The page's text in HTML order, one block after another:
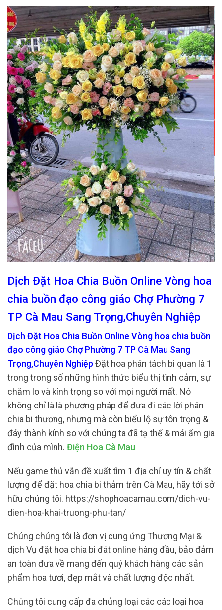
Dịch Đặt Hoa Chia Buồn Online Vòng hoa
chia buồn đạo công giáo Chợ Phường 7
TP Cà Mau Sang Trọng,Chuyên Nghiệp
Dịch Đặt Hoa Chia Buồn Online Vòng hoa chia buồn
đạo công giáo Chợ Phường 7 TP Cà Mau Sang
Trọng,Chuyên Nghiệp Đặt hoa phân tách bi quan là 1
trong trong số những hình thức biểu thị tình cảm, sự
chăm lo và kính trọng so với mọi người mất. Nó
không chỉ là là phương pháp để đưa đi các lời phân
chia bi thương, nhưng mà còn biểu lộ sự tôn trọng &
đáy thành kính so với chúng ta đã tạ thế & mái ấm gia
đình của mình. Điện Hoa Cà Mau
Nếu game thủ vẫn đề xuất tìm 1 địa chỉ uy tín & chất
lượng để đặt hoa chia bi thảm trên Cà Mau, hãy tới sở
hữu chúng tôi. https://shophoacamau.com/dich-vu-
dien-hoa-khai-truong-phu-tan/
Chúng chúng tôi là đơn vị cung ứng Thương Mại &
dịch Vụ đặt hoa chia bi đát online hàng đầu, bảo đảm
an toàn đưa về mang đến quý khách hàng các sản
phẩm hoa tươi, đẹp mắt và chất lượng độc nhất.
Chúng tôi cung cấp đa chủng loại các các loại hoa